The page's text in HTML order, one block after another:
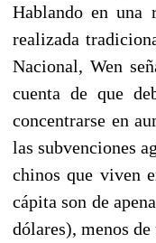
Hablando en una
realizada
Nacional, Wen
cuenta de que
concentrarse en
las subvenciones
chinos que viven
cápita son de
dólares), menos